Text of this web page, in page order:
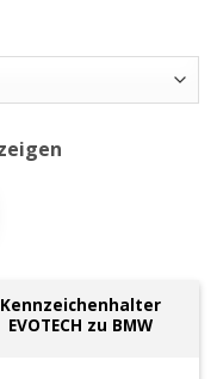
Kennzeichenhalter
EVOTECH zu BMW